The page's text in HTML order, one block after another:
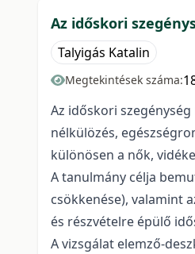
Az időskori
Talyigás Katalin
Megtekintések száma:
Az időskori
nélkülözés,
különösen a nők,
A tanulmány célja
csökkenése), valamint
és részvételre épülő
A vizsgálat elemző-